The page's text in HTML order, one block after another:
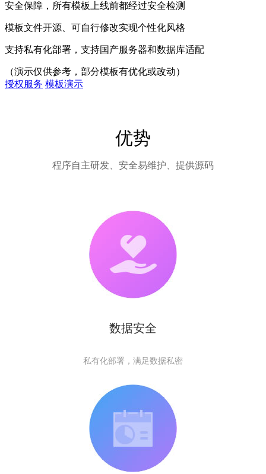
安全保障，所有模板上线前都经过安全检测
模板文件开源、可自行修改实现个性化风格
支持私有化部署，支持国产服务器和数据库适配
（演示仅供参考，部分模板有优化或改动）
授权服务 模板演示
优势
程序自主研发、安全易维护、提供源码
数据安全
私有化部署，满足数据私密